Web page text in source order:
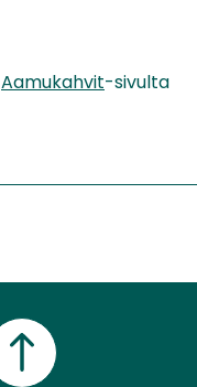
Aamukahvit-sivulta